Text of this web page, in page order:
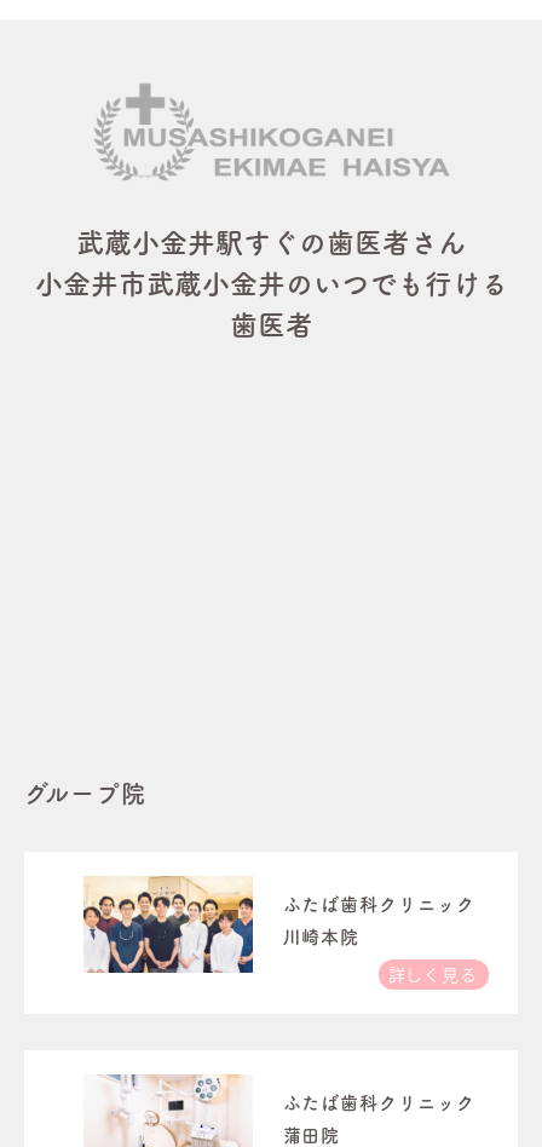
武蔵小金井駅すぐの歯医者さん
小金井市武蔵小金井のいつでも行ける
歯医者
グループ院
ふたば歯科クリニック
川崎本院
詳しく見る
ふたば歯科クリニック
蒲田院